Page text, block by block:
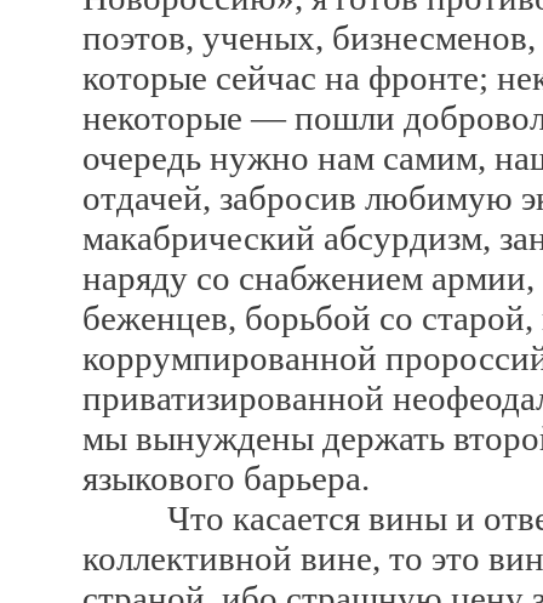
поэтов, ученых,
которые сейчас на фронте;
некоторые — пошли
очередь нужно нам самим,
отдачей, забросив любимую
макабрический абсурдизм,
наряду со снабжением
беженцев, борьбой со
коррумпированной
приватизированной
мы вынуждены держать
языкового барьера.
Что касается вины и
коллективной вине, то это